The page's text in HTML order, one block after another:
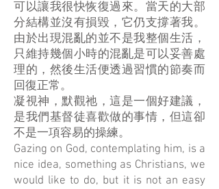
可以讓我很快恢復過來。當天的大部
分結構並沒有損毀，它仍支撐著我。
由於出現混亂的並不是我整個生活，
只維持幾個小時的混亂是可以妥善處
理的，然後生活便透過習慣的節奏而
回復正常。
凝視神，默觀祂，這是一個好建議，
是我們基督徒喜歡做的事情，但這卻
不是一項容易的操練。
Gazing on God, contemplating him, is a
nice idea, something as Christians, we
would like to do, but it is not an easy